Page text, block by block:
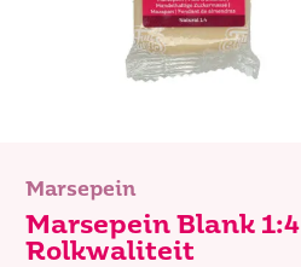
Marsepein
Marsepein Blank 1:4
Rolkwaliteit